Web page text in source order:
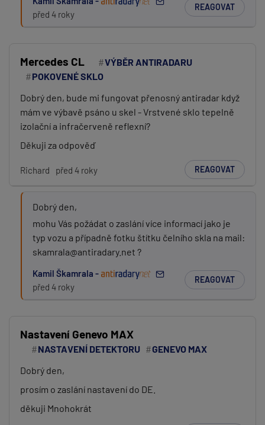
před 4 roky
REAGOVAT
Mercedes CL
VÝBĚR ANTIRADARU
POKOVENÉ SKLO
Dobrý den, bude mi fungovat přenosný antiradar když
mám ve výbavě psáno u skel - Vrstvené sklo tepelně
izolační a infračerveně reflexní?
Děkuji za odpověď
Richard před 4 roky REAGOVAT
Dobrý den,
mohu Vás požádat o zaslání více informací jako je
typ vozu a případně fotku štítku čelního skla na mail:
skamrala@antiradary.net ?
Kamil Škamrala -
před 4 roky
REAGOVAT
Nastavení Genevo MAX
NASTAVENÍ DETEKTORU
GENEVO MAX
Dobrý den,
prosím o zaslání nastavení do DE.
děkuji Mnohokrát